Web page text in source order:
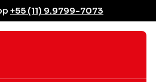
+55 (11) 9.9799-7073